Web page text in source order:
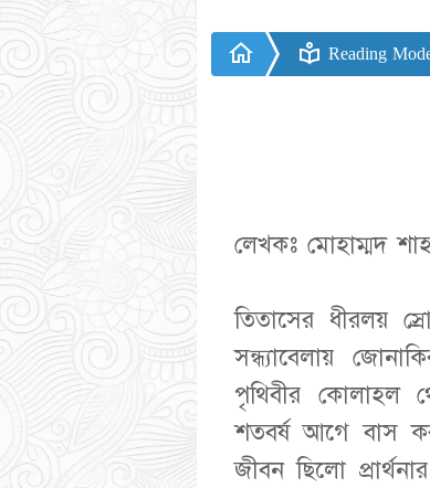
Reading
লেখকঃ মোহাম্মদ
তিতাসের ধীরলয়
সন্ধ্যাবেলায়
পৃথিবীর কোলাহল
শতবর্ষ আগে বাস
জীবন ছিলো